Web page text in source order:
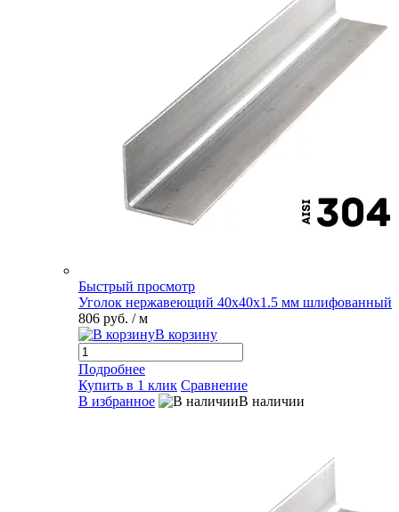
Быстрый просмотр
Уголок нержавеющий 40х40х1.5 мм шлифованный
806 руб. / м
В корзину
Подробнее
Купить в 1 клик Сравнение
В избранное
В наличии